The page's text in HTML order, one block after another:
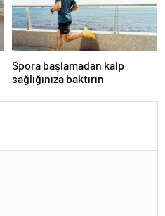
Spora başlamadan kalp
sağlığınıza baktırın